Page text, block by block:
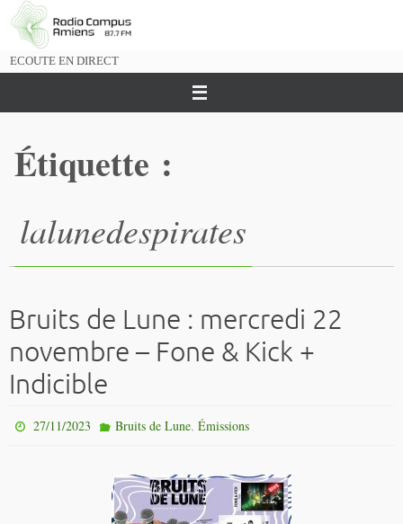
Passer
vers
ECOUTE EN DIRECT
Étiquette :
lalunedespirates
Bruits de Lune : mercredi 22
novembre – Fone & Kick +
Indicible
27/11/2023 Bruits de Lune, Émissions